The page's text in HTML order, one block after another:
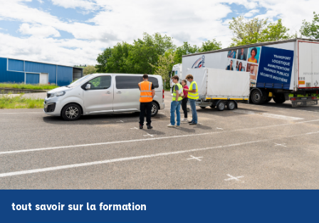
tout savoir sur la formation